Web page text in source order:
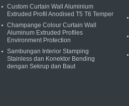
Custom Curtain Wall Aluminium
Extruded Profil Anodised T5 T6 Temper
Champange Colour Curtain Wall
Aluminum Extruded Profiles
Environment Protection
Sambungan Interior Stamping
Stainless dan Konektor Bending
dengan Sekrup dan Baut